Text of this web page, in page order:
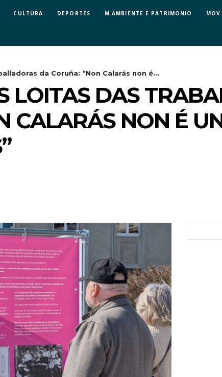
CULTURA DEPORTES M.AMBIENTE E PATRIMONIO
da Coruña: “Non Calarás non é...
LOITAS DAS
CALARÁS NON É